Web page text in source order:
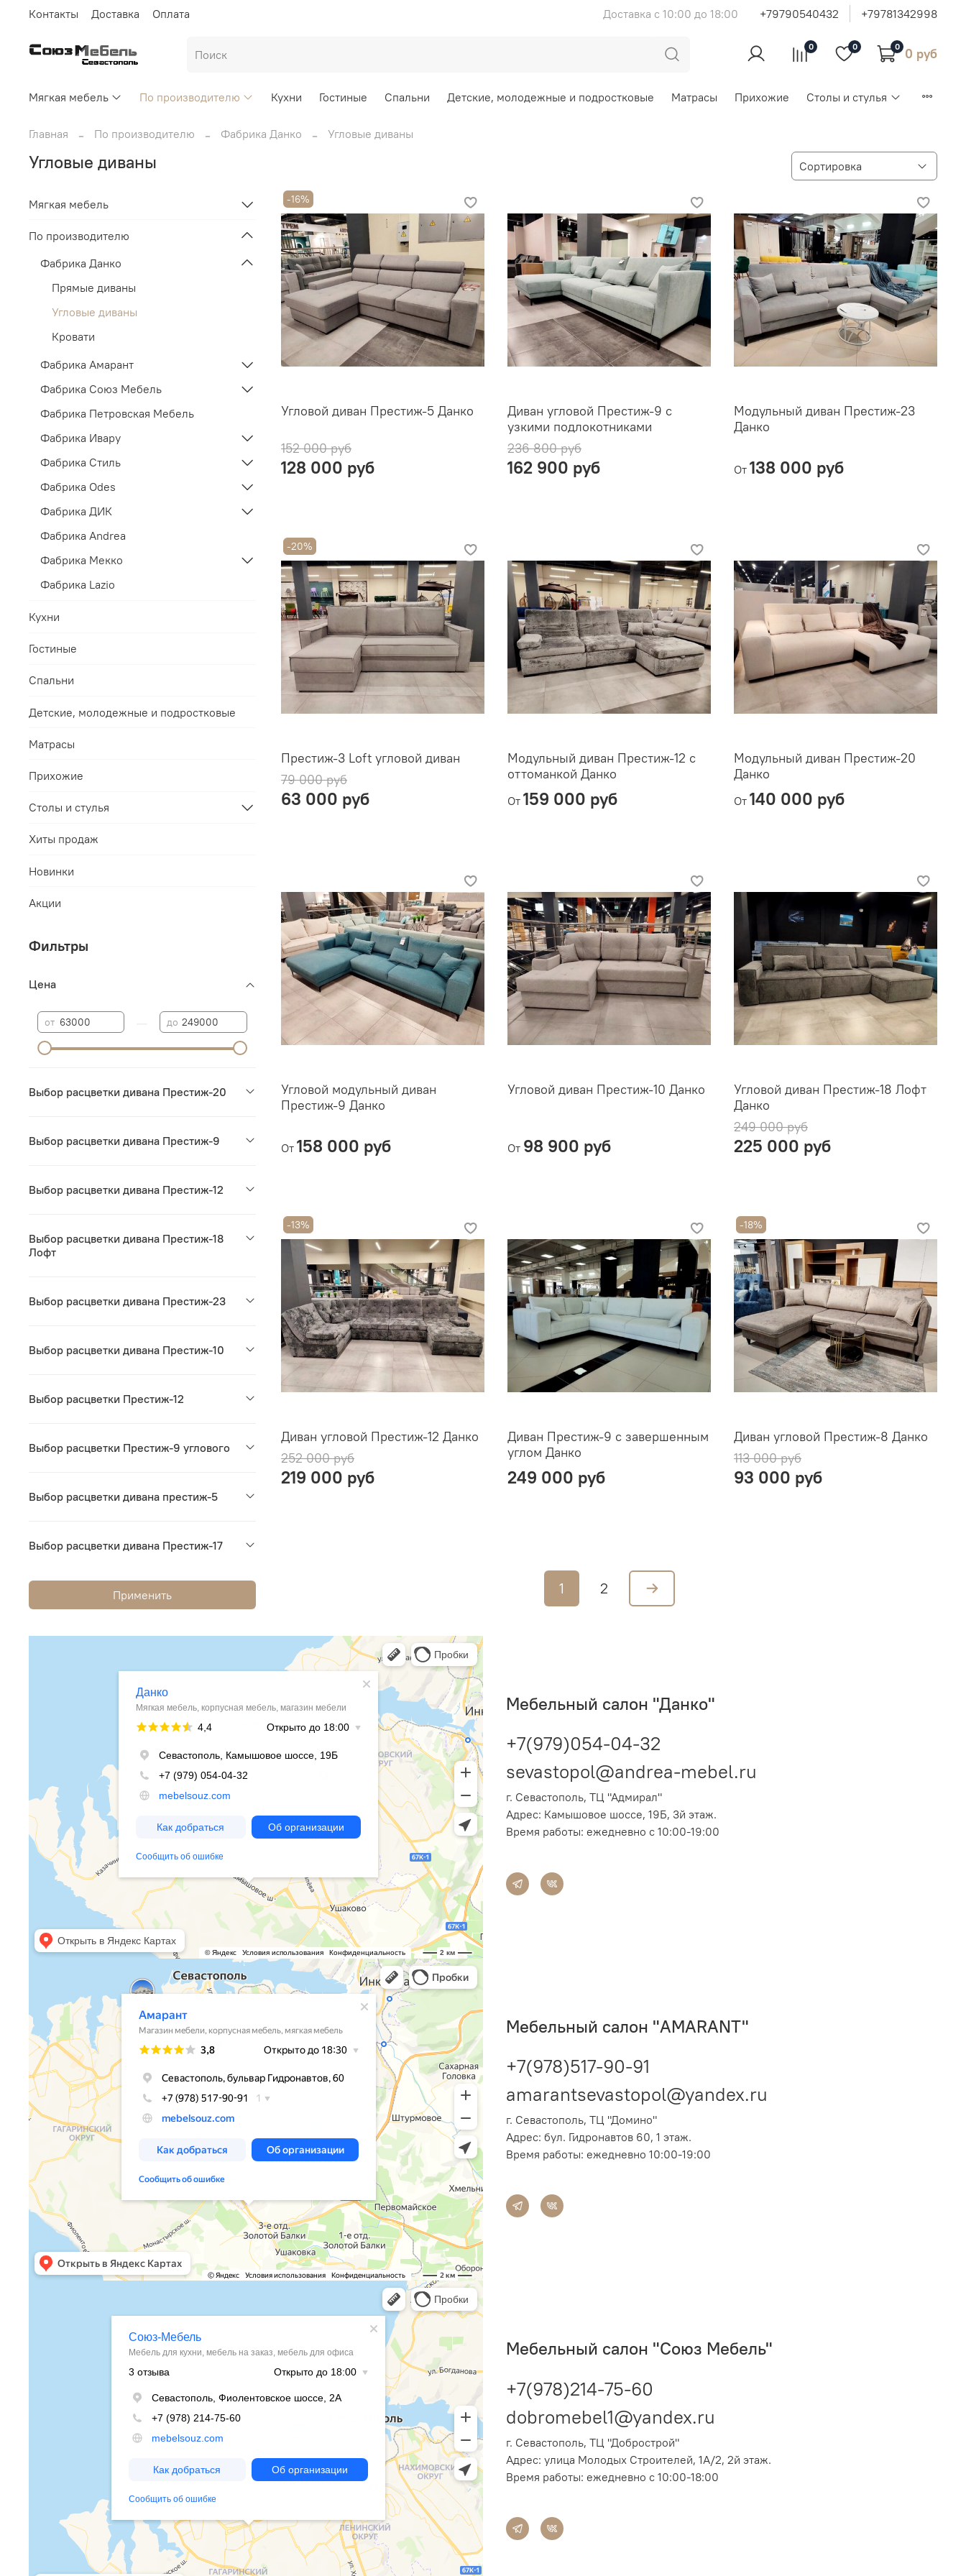
Контакты Доставка Оплата Доставка с 10:00 до 18:00 +79790540432 +79781342998
0 0 0 0 руб
Мягкая мебель По производителю Кухни Гостиные Спальни Детские, молодежные и подростковые Матрасы Прихожие Столы и стулья
Главная По производителю Фабрика Данко Угловые диваны
Угловые диваны
-16%
Угловой диван Престиж-5 Данко
152 000 руб
128 000 руб
Диван угловой Престиж-9 с
узкими подлокотниками
236 800 руб
162 900 руб
Модульный диван Престиж-23
Данко
От 138 000 руб
-20%
Престиж-3 Loft угловой диван
79 000 руб
63 000 руб
Модульный диван Престиж-12 с
оттоманкой Данко
От 159 000 руб
Модульный диван Престиж-20
Данко
От 140 000 руб
Угловой модульный диван
Престиж-9 Данко
От 158 000 руб
Угловой диван Престиж-10 Данко
От 98 900 руб
Угловой диван Престиж-18 Лофт
Данко
249 000 руб
225 000 руб
-13%
Диван угловой Престиж-12 Данко
252 000 руб
219 000 руб
Диван Престиж-9 с завершенным
углом Данко
249 000 руб
-18%
Диван угловой Престиж-8 Данко
113 000 руб
93 000 руб
1 2
Мягкая мебель
По производителю
Фабрика Данко
Прямые диваны
Угловые диваны
Кровати
Фабрика Амарант
Фабрика Союз Мебель
Фабрика Петровская Мебель
Фабрика Ивару
Фабрика Стиль
Фабрика Odes
Фабрика ДИК
Фабрика Andrea
Фабрика Мекко
Фабрика Lazio
Кухни
Гостиные
Спальни
Детские, молодежные и подростковые
Матрасы
Прихожие
Столы и стулья
Хиты продаж
Новинки
Акции
Фильтры
Цена
от до
Выбор расцветки дивана Престиж-20
Выбор расцветки дивана Престиж-9
Выбор расцветки дивана Престиж-12
Выбор расцветки дивана Престиж-18
Лофт
Выбор расцветки дивана Престиж-23
Выбор расцветки дивана Престиж-10
Выбор расцветки Престиж-12
Выбор расцветки Престиж-9 углового
Выбор расцветки дивана престиж-5
Выбор расцветки дивана Престиж-17
Применить
Мебельный салон "Данко"
+7(979)054-04-32
sevastopol@andrea-mebel.ru
г. Севастополь, ТЦ "Адмирал"
Адрес: Камышовое шоссе, 19Б, 3й этаж.
Время работы: ежедневно с 10:00-19:00
Мебельный салон "AMARANT"
+7(978)517-90-91
amarantsevastopol@yandex.ru
г. Севастополь, ТЦ "Домино"
Адрес: бул. Гидронавтов 60, 1 этаж.
Время работы: ежедневно 10:00-19:00
Мебельный салон "Союз Мебель"
+7(978)214-75-60
dobromebel1@yandex.ru
г. Севастополь, ТЦ "Добрострой"
Адрес: улица Молодых Строителей, 1А/2, 2й этаж.
Время работы: ежедневно с 10:00-18:00